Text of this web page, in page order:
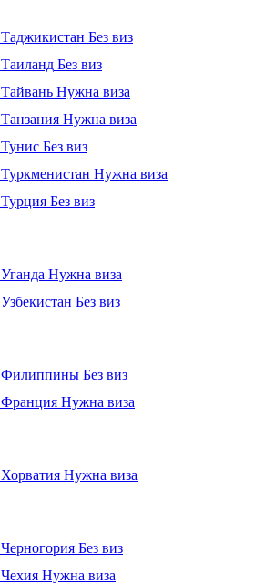
Таджикистан Без виз
Таиланд Без виз
Тайвань Нужна виза
Танзания Нужна виза
Тунис Без виз
Туркменистан Нужна виза
Турция Без виз
Уганда Нужна виза
Узбекистан Без виз
Филиппины Без виз
Франция Нужна виза
Хорватия Нужна виза
Черногория Без виз
Чехия Нужна виза